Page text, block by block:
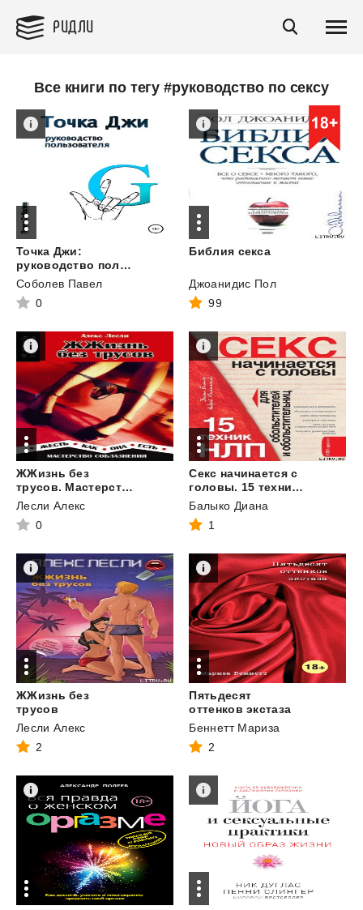
РИДЛИ
Все книги по тегу #руководство по сексу
Точка Джи:
руководство пользователя
Соболев Павел
0
Библия секса
Джоанидис Пол
99
ЖЖизнь без
трусов. Мастерство соблазнения. Жесть как она есть
Лесли Алекс
0
Секс начинается с
головы. 15 техник НЛП для обольстителей и обольстительниц
Балыко Диана
1
ЖЖизнь без
трусов
Лесли Алекс
2
Пятьдесят
оттенков экстаза
Беннетт Мариза
2